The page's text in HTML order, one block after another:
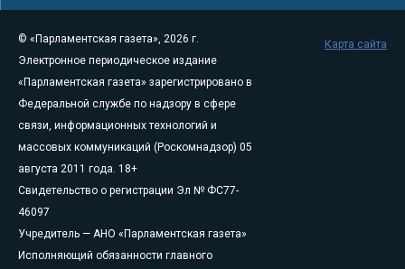
© «Парламентская газета», 2026 г.
Электронное периодическое издание
«Парламентская газета» зарегистрировано в
Федеральной службе по надзору в сфере
связи, информационных технологий и
массовых коммуникаций (Роскомнадзор) 05
августа 2011 года. 18+
Свидетельство о регистрации Эл № ФС77-
46097
Учредитель — АНО «Парламентская газета»
Исполняющий обязанности главного
Карта сайта